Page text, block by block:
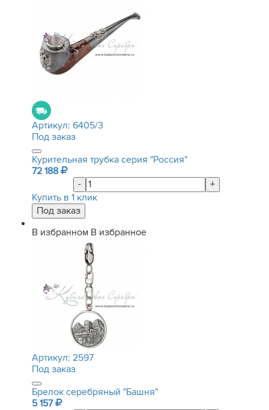
Артикул: 6405/3
Под заказ
Курительная трубка серия "Россия"
72 188
-
+
Купить в 1 клик
В избранном В избранное
Артикул: 2597
Под заказ
Брелок серебряный "Башня"
5 157